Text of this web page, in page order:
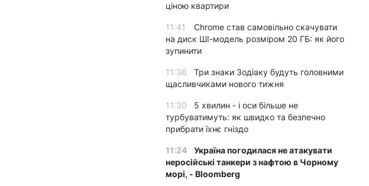
ціною квартири
11:41
Chrome став самовільно скачувати
на диск ШІ-модель розміром 20 ГБ: як його
зупинити
11:36
Три знаки Зодіаку будуть головними
щасливчиками нового тижня
11:30
5 хвилин - і оси більше не
турбуватимуть: як швидко та безпечно
прибрати їхнє гніздо
11:24
Україна погодилася не атакувати
неросійські танкери з нафтою в Чорному
морі, - Bloomberg